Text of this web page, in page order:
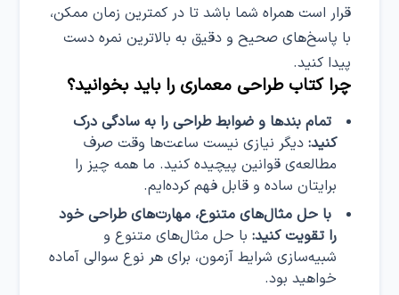
قرار است همراه شما باشد تا در کمترین زمان ممکن،
با پاسخ‌های صحیح و دقیق به بالاترین نمره دست
پیدا کنید.
چرا کتاب طراحی معماری را باید بخوانید؟
تمام بندها و ضوابط طراحی را به سادگی درک
کنید: دیگر نیازی نیست ساعت‌ها وقت صرف
مطالعه‌ی قوانین پیچیده کنید. ما همه چیز را
برایتان ساده و قابل فهم کرده‌ایم.
با حل مثال‌های متنوع، مهارت‌های طراحی خود
را تقویت کنید: با حل مثال‌های متنوع و
شبیه‌سازی شرایط آزمون، برای هر نوع سوالی آماده
خواهید بود.